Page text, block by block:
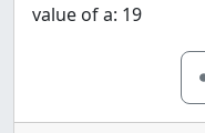
value of a: 19